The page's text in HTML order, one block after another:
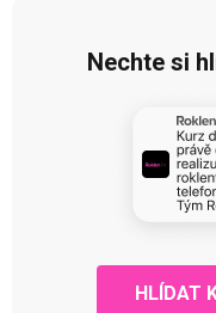
Nechte si
HLÍDAT